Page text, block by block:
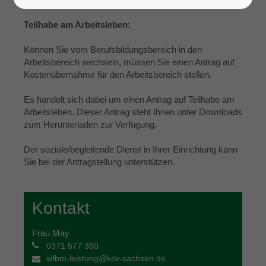
Teilhabe am Arbeitsleben:
Können Sie vom Berufsbildungsbereich in den
Arbeitsbereich wechseln, müssen Sie einen Antrag auf
Kostenübernahme für den Arbeitsbereich stellen.
Es handelt sich dabei um einen Antrag auf Teilhabe am
Arbeitsleben. Dieser Antrag steht Ihnen unter Downloads
zum Herunterladen zur Verfügung.
Der soziale/begleitende Dienst in Ihrer Einrichtung kann
Sie bei der Antragstellung unterstützen.
Kontakt
Frau May
0371 577 360
wfbm-leistung@ksv-sachsen.de